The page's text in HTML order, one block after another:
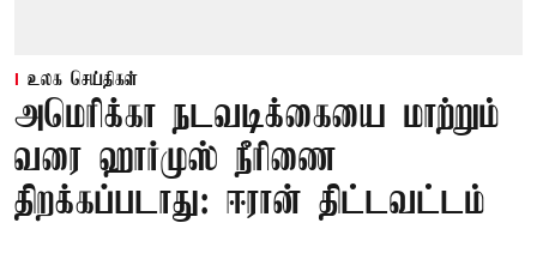
உலக செய்திகள்
அமெரிக்கா நடவடிக்கையை மாற்றும்
வரை ஹார்முஸ் நீரிணை
திறக்கப்படாது: ஈரான் திட்டவட்டம்